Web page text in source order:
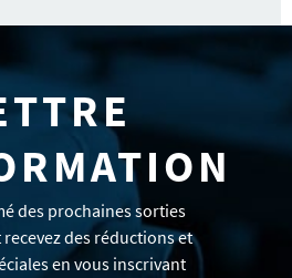
des prochaines sorties
des réductions et
en vous inscrivant